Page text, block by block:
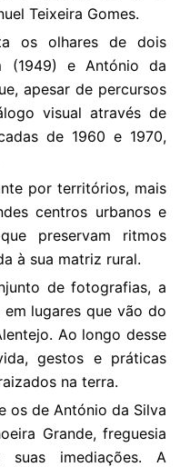
Teixeira Gomes.
os olhares de dois
(1949) e António da
apesar de percursos
visual através de
de 1960 e 1970,
por territórios, mais
centros urbanos e
preservam ritmos
à sua matriz rural.
de fotografias, a
lugares que vão do
Ao longo desse
gestos e práticas
na terra.
os de António da Silva
Grande, freguesia
imediações. A